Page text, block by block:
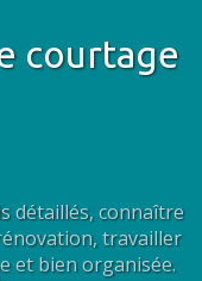
courtage
détaillés, connaître
travailler
et bien organisée.